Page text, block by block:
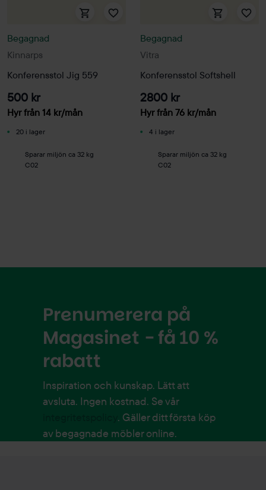
Kinnarps
Begagnad
Konferensstol Jig 559
500 kr
Hyr från 14 kr/mån
20 i lager
Sparar miljön ca 32 kg
C02
Vitra
Begagnad
Konferensstol Softshell
2800 kr
Hyr från 76 kr/mån
4 i lager
Sparar miljön ca 32 kg
C02
Prenumerera på
Magasinet - få 10 %
rabatt
Inspiration och kunskap. Lätt att
avsluta. Ingen kostnad. Se vår
. Gäller ditt första köp
av begagnade möbler online.